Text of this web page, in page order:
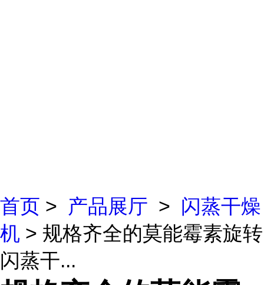
首页 > 产品展厅 > 闪蒸干燥
机 > 规格齐全的莫能霉素旋转
闪蒸干...